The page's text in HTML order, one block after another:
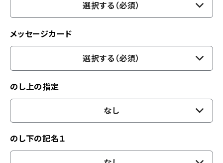
選択する（必須）
メッセージカード
選択する（必須）
のし上の指定
なし
のし下の記名１